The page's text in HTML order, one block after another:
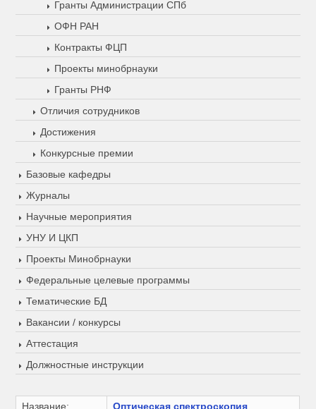
Гранты Администрации СПб
ОФН РАН
Контракты ФЦП
Проекты минобрнауки
Гранты РНФ
Отличия сотрудников
Достижения
Конкурсные премии
Базовые кафедры
Журналы
Научные мероприятия
УНУ И ЦКП
Проекты Минобрнауки
Федеральные целевые программы
Тематические БД
Вакансии / конкурсы
Аттестация
Должностные инструкции
Название: Оптическая спектроскопия